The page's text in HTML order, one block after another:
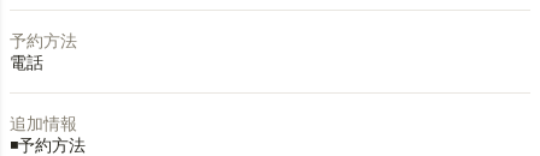
予約方法
電話
追加情報
◾️予約方法